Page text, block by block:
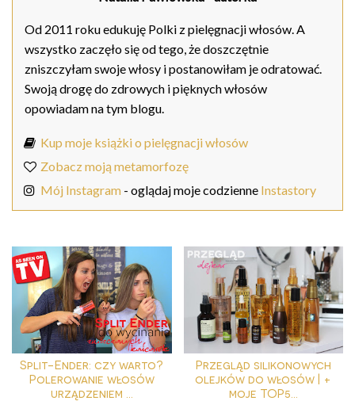
Od 2011 roku edukuję Polki z pielęgnacji włosów. A
wszystko zaczęło się od tego, że doszczętnie
zniszczyłam swoje włosy i postanowiłam je odratować.
Swoją drogę do zdrowych i pięknych włosów
opowiadam na tym blogu.
Kup moje książki o pielęgnacji włosów
Zobacz moją metamorfozę
Mój Instagram - oglądaj moje codzienne Instastory
Split-Ender: czy warto?
Polerowanie włosów
urządzeniem ...
Przegląd silikonowych
olejków do włosów | +
moje TOP5...